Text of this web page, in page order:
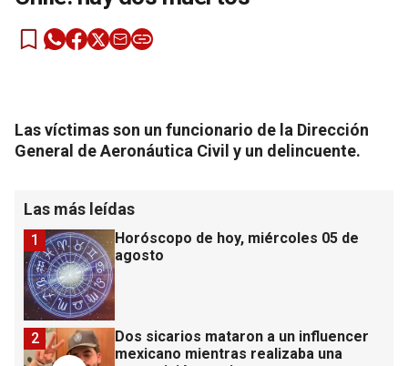
Las víctimas son un funcionario de la Dirección
General de Aeronáutica Civil y un delincuente.
Las más leídas
Horóscopo de hoy, miércoles 05 de
agosto
1
Dos sicarios mataron a un influencer
mexicano mientras realizaba una
2